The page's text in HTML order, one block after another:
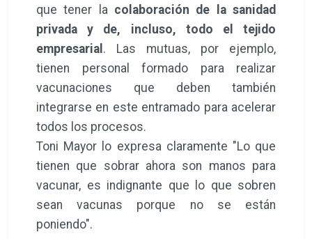
que tener la colaboración de la sanidad
privada y de, incluso, todo el tejido
empresarial . Las mutuas, por ejemplo,
tienen personal formado para realizar
vacunaciones que deben también
integrarse en este entramado para acelerar
todos los procesos.
Toni Mayor lo expresa claramente "Lo que
tienen que sobrar ahora son manos para
vacunar, es indignante que lo que sobren
sean vacunas porque no se están
poniendo".